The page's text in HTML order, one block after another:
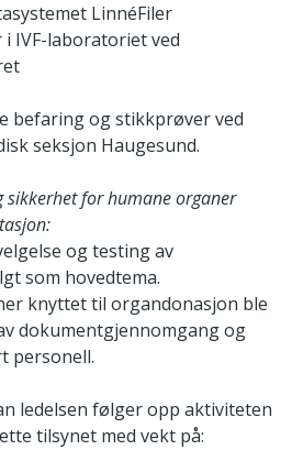
LinnéFiler
IVF-laboratoriet ved
befaring og stikkprøver ved
seksjon Haugesund.
for humane organer
og testing av
som hovedtema.
knyttet til organdonasjon ble
dokumentgjennomgang og
personell.
ledelsen følger opp aktiviteten
tilsynet med vekt på: